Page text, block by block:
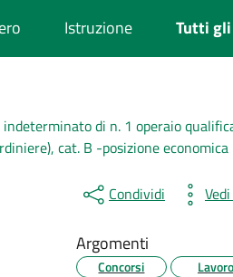
Istruzione Tutti
di n. 1 operaio
cat. B -posizione economica
Condividi
Argomenti
Concorsi Lavoro